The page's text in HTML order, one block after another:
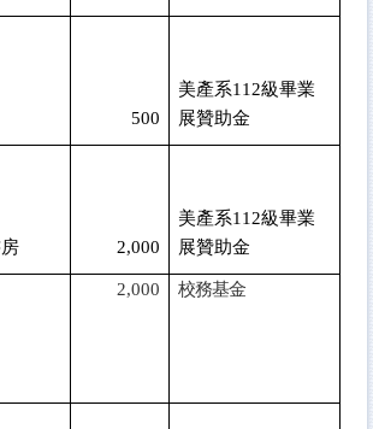
500
美產系112級畢業
展贊助金
2,000
美產系112級畢業
展贊助金
2,000 校務基金